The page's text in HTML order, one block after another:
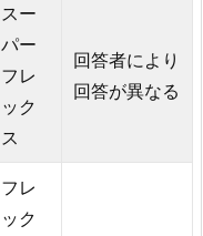
スー
パー
フレ
ック
ス
回答者により
回答が異なる
フレ
ック